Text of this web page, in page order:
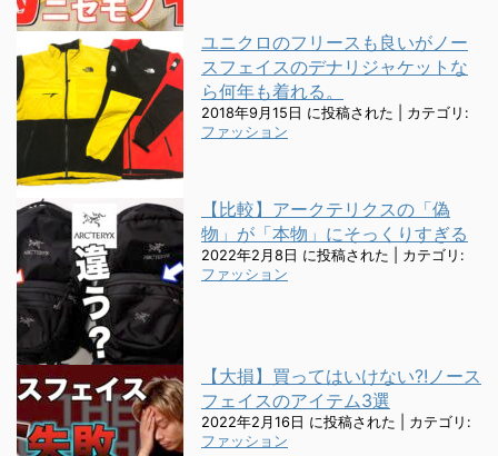
ユニクロのフリースも良いがノー
スフェイスのデナリジャケットな
ら何年も着れる。
2018年9月15日 に投稿された
カテゴリ:
ファッション
【比較】アークテリクスの「偽
物」が「本物」にそっくりすぎる
2022年2月8日 に投稿された
カテゴリ:
ファッション
【大損】買ってはいけない?!ノース
フェイスのアイテム3選
2022年2月16日 に投稿された
カテゴリ:
ファッション